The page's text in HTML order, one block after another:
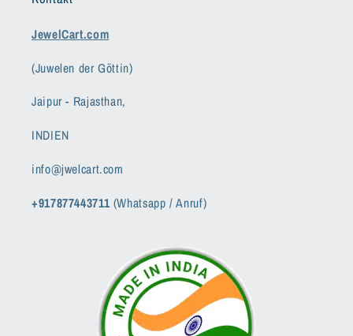
JewelCart.com
(Juwelen der Göttin)
Jaipur - Rajasthan,
INDIEN
info@jwelcart.com
+917877443711(Whatsapp / Anruf)